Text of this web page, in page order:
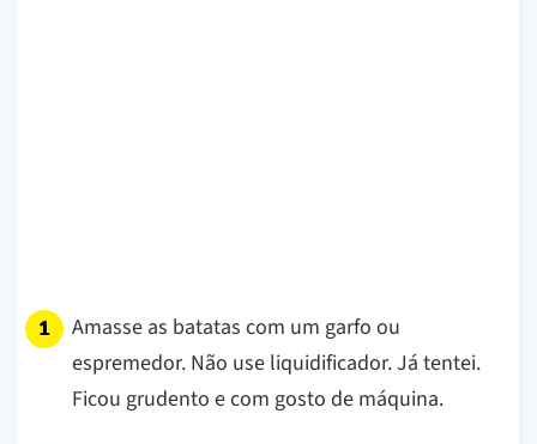
Amasse as batatas com um garfo ou
espremedor. Não use liquidificador. Já tentei.
Ficou grudento e com gosto de máquina.